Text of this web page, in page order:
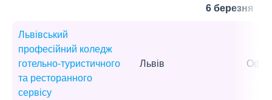
6 березня
Львівський
професійний коледж
готельно-туристичного
та ресторанного
сервісу
Львів